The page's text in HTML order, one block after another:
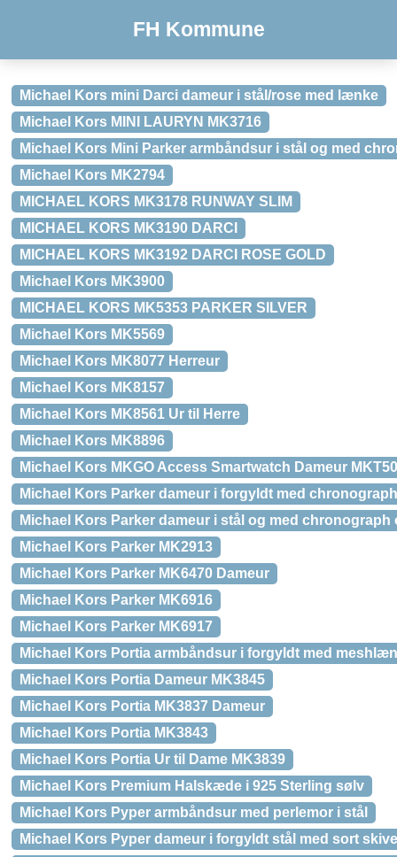
FH Kommune
Michael Kors mini Darci dameur i stål/rose med lænke
Michael Kors MINI LAURYN MK3716
Michael Kors Mini Parker armbåndsur i stål og med
Michael Kors MK2794
MICHAEL KORS MK3178 RUNWAY SLIM
MICHAEL KORS MK3190 DARCI
MICHAEL KORS MK3192 DARCI ROSE GOLD
Michael Kors MK3900
MICHAEL KORS MK5353 PARKER SILVER
Michael Kors MK5569
Michael Kors MK8077 Herreur
Michael Kors MK8157
Michael Kors MK8561 Ur til Herre
Michael Kors MK8896
Michael Kors MKGO Access Smartwatch Dameur
Michael Kors Parker dameur i forgyldt med
Michael Kors Parker dameur i stål og med
Michael Kors Parker MK2913
Michael Kors Parker MK6470 Dameur
Michael Kors Parker MK6916
Michael Kors Parker MK6917
Michael Kors Portia armbåndsur i forgyldt med
Michael Kors Portia Dameur MK3845
Michael Kors Portia MK3837 Dameur
Michael Kors Portia MK3843
Michael Kors Portia Ur til Dame MK3839
Michael Kors Premium Halskæde i 925 Sterling sølv
Michael Kors Pyper armbåndsur med perlemor i stål
Michael Kors Pyper dameur i forgyldt stål med sort